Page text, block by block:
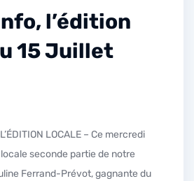
l’édition
15 Juillet
seconde partie de notre
Ferrand-Prévot, gagnante du